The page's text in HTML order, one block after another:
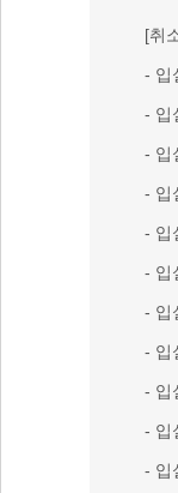
[취
-
- 입
- 입
- 입
- 입
- 입
- 입
- 입
- 입
- 입
- 입